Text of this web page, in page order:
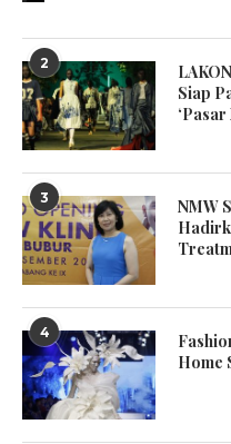
2
Siap
3
NMW
4
Home